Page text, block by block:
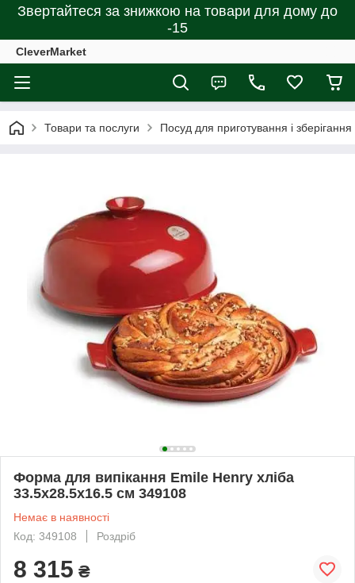
Звертайтеся за знижкою на товари для дому до
-15
CleverMarket
Товари та послуги Посуд для приготування і зберігання
Форма для випікання Emile Henry хліба
33.5x28.5x16.5 см 349108
Немає в наявності
Код: 349108
Роздріб
8 315 ₴